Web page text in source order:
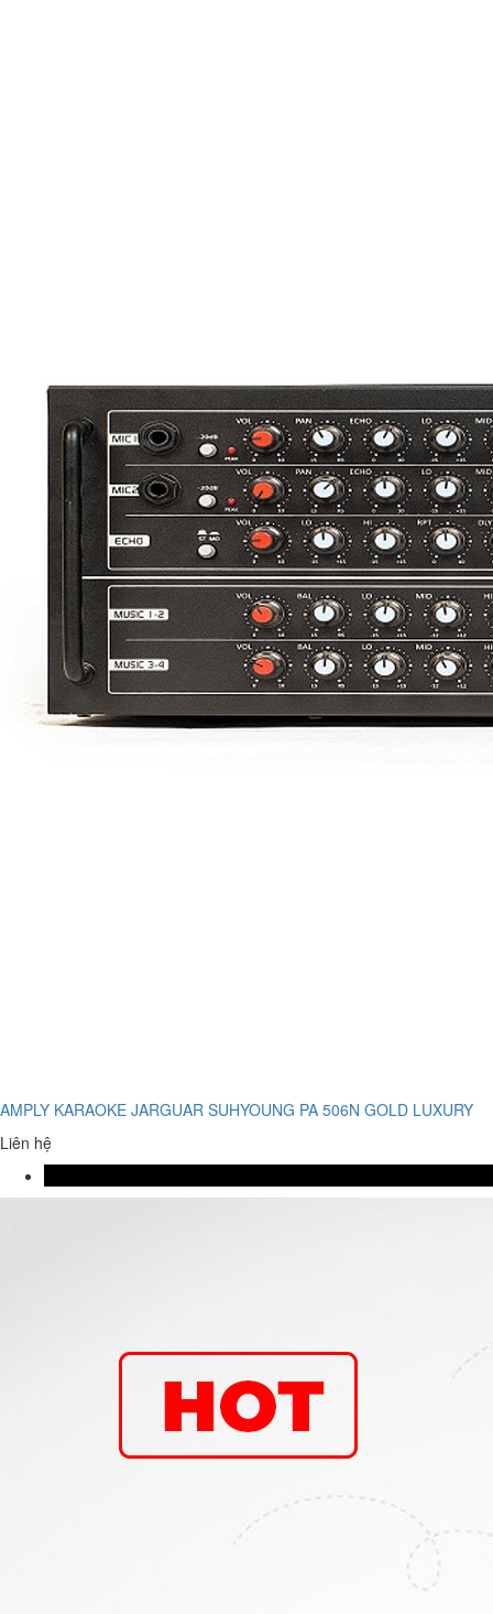
AMPLY KARAOKE JARGUAR SUHYOUNG PA 506N GOLD LUXURY
Liên hệ